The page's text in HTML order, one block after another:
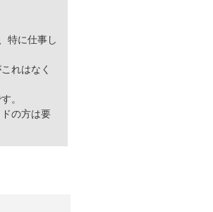
特に仕事し
れはなく
。
の方は要